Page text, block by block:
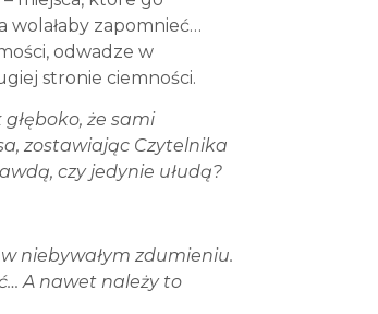
wolałaby zapomnieć…
odwadze w
stronie ciemności.
że sami
zostawiając Czytelnika
czy jedynie ułudą?
niebywałym zdumieniu.
A nawet należy to